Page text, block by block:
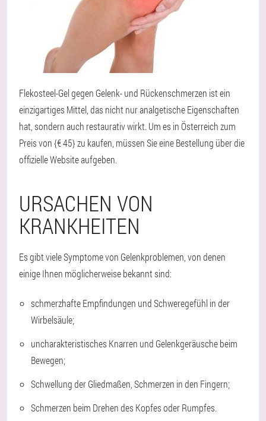
Flekosteel-Gel gegen Gelenk- und Rückenschmerzen ist ein
einzigartiges Mittel, das nicht nur analgetische Eigenschaften
hat, sondern auch restaurativ wirkt. Um es in Österreich zum
Preis von {€ 45} zu kaufen, müssen Sie eine Bestellung über die
offizielle Website aufgeben.
URSACHEN VON
KRANKHEITEN
Es gibt viele Symptome von Gelenkproblemen, von denen
einige Ihnen möglicherweise bekannt sind:
schmerzhafte Empfindungen und Schweregefühl in der
Wirbelsäule;
uncharakteristisches Knarren und Gelenkgeräusche beim
Bewegen;
Schwellung der Gliedmaßen, Schmerzen in den Fingern;
Schmerzen beim Drehen des Kopfes oder Rumpfes.